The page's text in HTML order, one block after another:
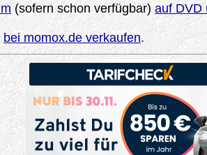
(sofern schon verfügbar) auf DVD
bei momox.de verkaufen.